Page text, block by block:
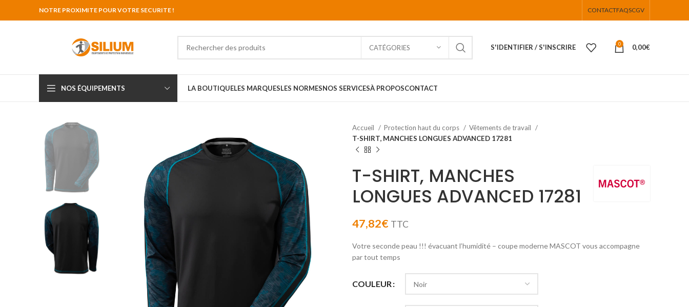
NOTRE PROXIMITE POUR VOTRE SECURITE ! CONTACTFAQSCGV
CATÉGORIES S'IDENTIFIER / S'INSCRIRE 0 0,00€
NOS ÉQUIPEMENTS LA BOUTIQUELES MARQUESLES NORMESNOS SERVICESÀ PROPOSCONTACT
Accueil Protection haut du corps
Vêtements de travail
T-SHIRT, MANCHES LONGUES ADVANCED 17281
T-SHIRT, MANCHES
LONGUES ADVANCED 17281
47,82€ TTC
Votre seconde peau !!! évacuant l’humidité – coupe moderne MASCOT vous accompagne
par tout temps
COULEUR